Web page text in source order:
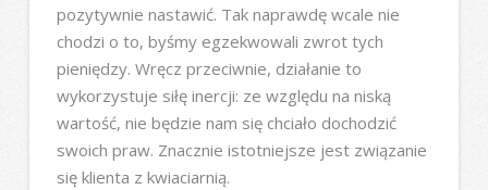
pozytywnie nastawić. Tak naprawdę wcale nie
chodzi o to, byśmy egzekwowali zwrot tych
pieniędzy. Wręcz przeciwnie, działanie to
wykorzystuje siłę inercji: ze względu na niską
wartość, nie będzie nam się chciało dochodzić
swoich praw. Znacznie istotniejsze jest związanie
się klienta z kwiaciarnią.